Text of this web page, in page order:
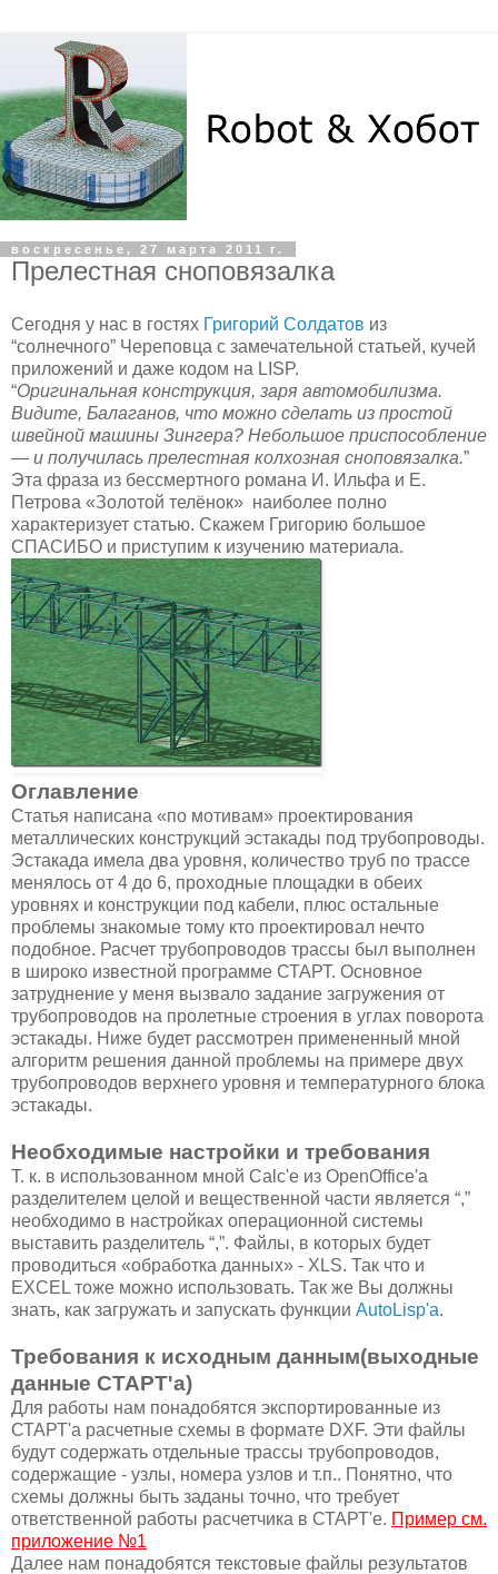
воскресенье, 27 марта 2011 г.
Прелестная сноповязалка
Сегодня у нас в гостях Григорий Солдатов из
“солнечного” Череповца с замечательной статьей, кучей
приложений и даже кодом на LISP.
“Оригинальная конструкция, заря автомобилизма.
Видите, Балаганов, что можно сделать из простой
швейной машины Зингера? Небольшое приспособление
— и получилась прелестная колхозная сноповязалка.”
Эта фраза из бессмертного романа И. Ильфа и Е.
Петрова «Золотой телёнок» наиболее полно
характеризует статью. Скажем Григорию большое
СПАСИБО и приступим к изучению материала.
Оглавление
Статья написана «по мотивам» проектирования
металлических конструкций эстакады под трубопроводы.
Эстакада имела два уровня, количество труб по трассе
менялось от 4 до 6, проходные площадки в обеих
уровнях и конструкции под кабели, плюс остальные
проблемы знакомые тому кто проектировал нечто
подобное. Расчет трубопроводов трассы был выполнен
в широко известной программе СТАРТ. Основное
затруднение у меня вызвало задание загружения от
трубопроводов на пролетные строения в углах поворота
эстакады. Ниже будет рассмотрен примененный мной
алгоритм решения данной проблемы на примере двух
трубопроводов верхнего уровня и температурного блока
эстакады.
Необходимые настройки и требования
Т. к. в использованном мной Calc'е из OpenOffice'а
разделителем целой и вещественной части является “,”
необходимо в настройках операционной системы
выставить разделитель “,”. Файлы, в которых будет
проводиться «обработка данных» - XLS. Так что и
EXCEL тоже можно использовать. Так же Вы должны
знать, как загружать и запускать функции AutoLisp'а.
Требования к исходным данным(выходные
данные СТАРТ'а)
Для работы нам понадобятся экспортированные из
СТАРТ'а расчетные схемы в формате DXF. Эти файлы
будут содержать отдельные трассы трубопроводов,
содержащие - узлы, номера узлов и т.п.. Понятно, что
схемы должны быть заданы точно, что требует
ответственной работы расчетчика в СТАРТ'е. Пример см.
приложение №1
Далее нам понадобятся текстовые файлы результатов